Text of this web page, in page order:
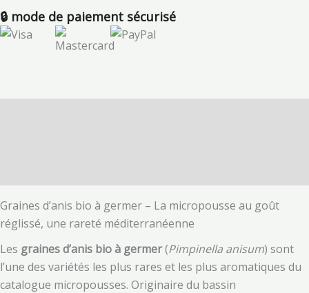
🔒 mode de paiement sécurisé
Graines d’anis bio à germer – La micropousse au goût
réglissé, une rareté méditerranéenne
Les graines d’anis bio à germer(Pimpinella anisum) sont
l’une des variétés les plus rares et les plus aromatiques du
catalogue micropousses. Originaire du bassin